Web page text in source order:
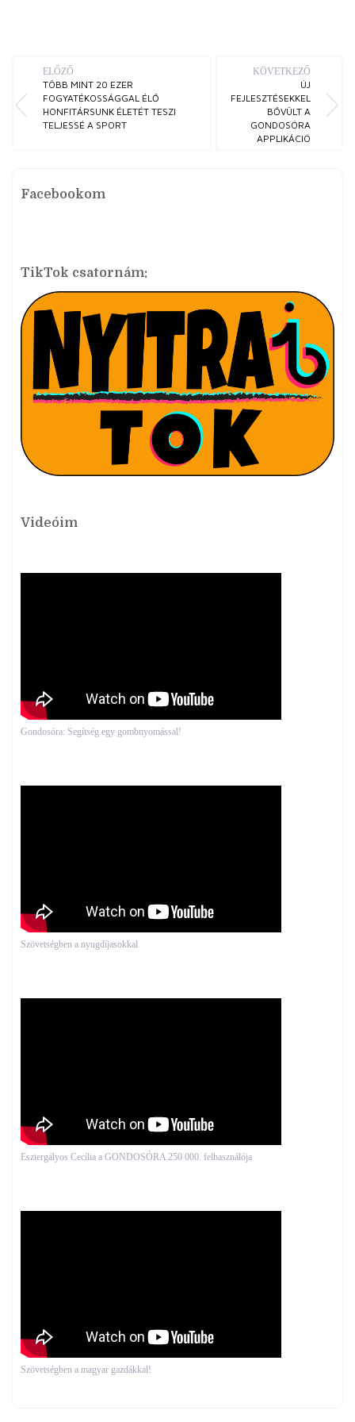
ELŐZŐ
TÖBB MINT 20 EZER
FOGYATÉKOSSÁGGAL ÉLŐ
HONFITÁRSUNK ÉLETÉT TESZI
TELJESSÉ A SPORT
KÖVETKEZŐ
ÚJ
FEJLESZTÉSEKKEL
BŐVÜLT A
GONDOSÓRA
APPLIKÁCIÓ
Facebookom
TikTok csatornám:
Videóim
Gondosóra: Segítség egy gombnyomással!
Szövetségben a nyugdíjasokkal
Esztergályos Cecília a GONDOSÓRA 250 000. felhasználója
Szövetségben a magyar gazdákkal!